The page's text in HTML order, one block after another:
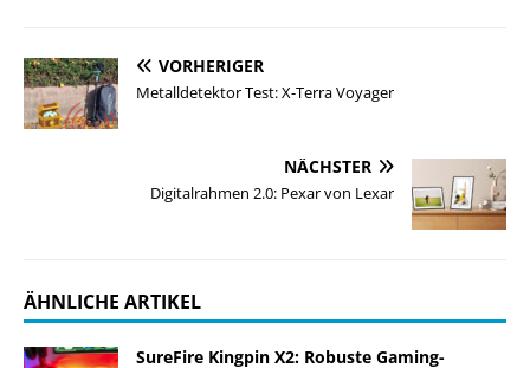
VORHERIGER
Metalldetektor Test: X-Terra Voyager
NÄCHSTER
Digitalrahmen 2.0: Pexar von Lexar
ÄHNLICHE ARTIKEL
SureFire Kingpin X2: Robuste Gaming-